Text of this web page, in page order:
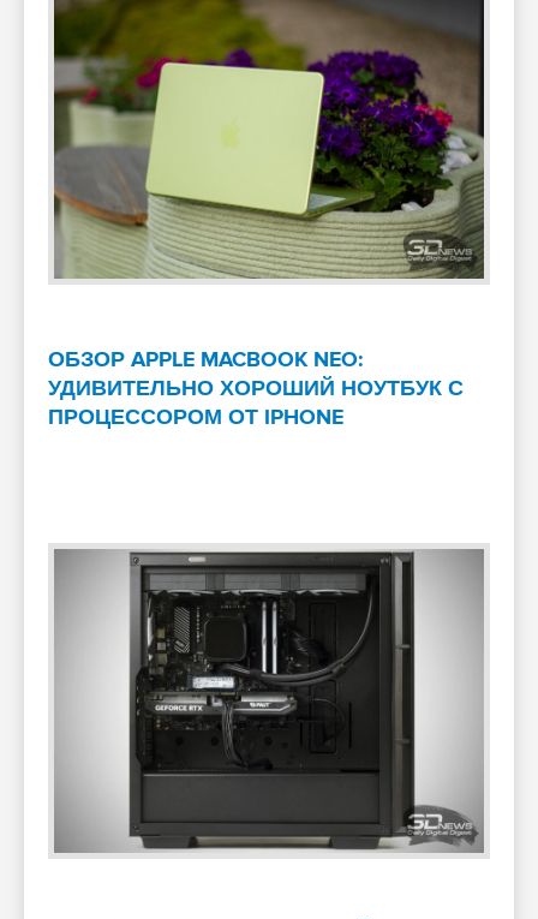
ОБЗОР APPLE MACBOOK NEO:
УДИВИТЕЛЬНО ХОРОШИЙ НОУТБУК С
ПРОЦЕССОРОМ ОТ IPHONE